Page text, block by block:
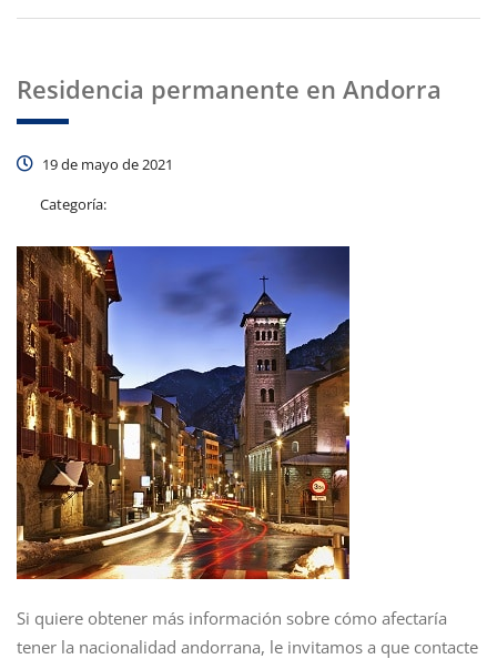
Residencia permanente en Andorra
19 de mayo de 2021
Categoría:
Si quiere obtener más información sobre cómo afectaría
tener la nacionalidad andorrana, le invitamos a que contacte